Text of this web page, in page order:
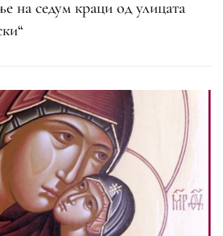
на седум краци од улицата